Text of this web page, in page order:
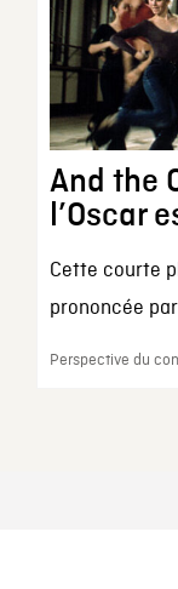
And the
l’Oscar
Cette courte
prononcée
Perspective du